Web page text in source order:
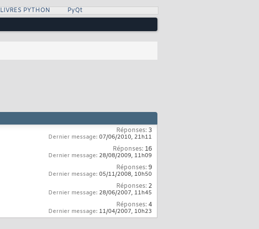
LIVRES PYTHON
PyQt
Réponses: 3
Dernier message: 07/06/2010, 21h11
Réponses: 16
Dernier message: 28/08/2009, 11h09
Réponses:9
Dernier message: 05/11/2008, 10h50
Réponses: 2
Dernier message: 28/06/2007, 11h45
Réponses:4
Dernier message: 11/04/2007, 10h23